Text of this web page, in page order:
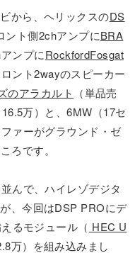
から、ヘリックスのDS
ント側2chアンプにBRA
ンプにRockfordFosgat
ント2wayのスピーカー
のアラカルト （単品売
万）と、6MW（17セ
ァーがグラウンド・ゼ
ろです。
んで、ハイレゾデジタ
、今回はDSP PROにデ
るモジュール（ HEC U
万）を組み込みまし